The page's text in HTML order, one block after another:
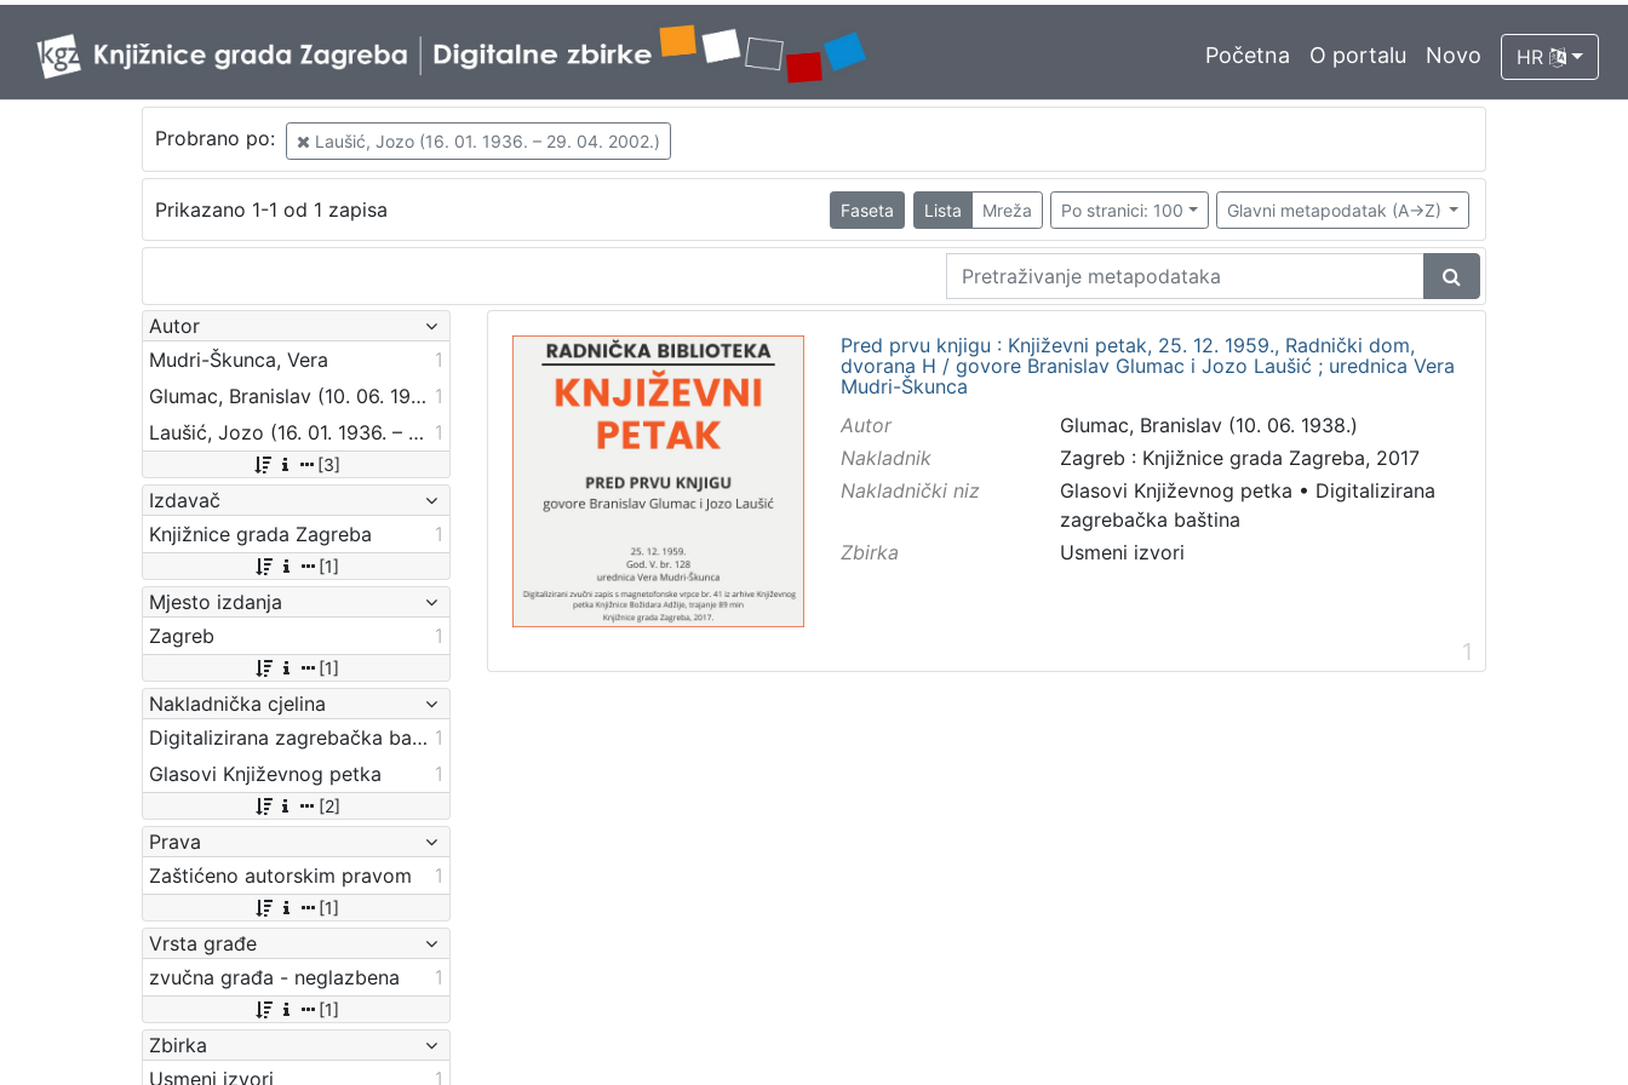
Početna O portalu Novo HR
Probrano po: Laušić, Jozo (16. 01. 1936. – 29. 04. 2002.)
Prikazano 1-1 od 1 zapisa Faseta Lista Mreža Po stranici: 100 Glavni metapodatak (A->Z)
Autor
Mudri-Škunca, Vera
1
Glumac, Branislav (10. 06. 1938.) 1
Laušić, Jozo (16. 01. 1936. – 29. 04. 2002.) 1
[3]
Izdavač
Knjižnice grada Zagreba
1
[1]
Mjesto izdanja
Zagreb
1
[1]
Nakladnička cjelina
Digitalizirana zagrebačka baština 1
Glasovi Književnog petka
1
[2]
Prava
Zaštićeno autorskim pravom
1
[1]
Vrsta građe
zvučna građa - neglazbena
1
[1]
Zbirka
Usmeni izvori
1
Pred prvu knjigu : Književni petak, 25. 12. 1959., Radnički dom,
dvorana H / govore Branislav Glumac i Jozo Laušić ; urednica Vera
Mudri-Škunca
Autor
Glumac, Branislav (10. 06. 1938.)
Nakladnik
Zagreb : Knjižnice grada Zagreba, 2017
Nakladnički niz
Glasovi Književnog petka • Digitalizirana
zagrebačka baština
Zbirka
Usmeni izvori
1